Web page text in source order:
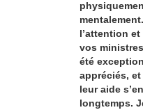
l’attention
vos
été
appréciés,
leur aide
longtemps.